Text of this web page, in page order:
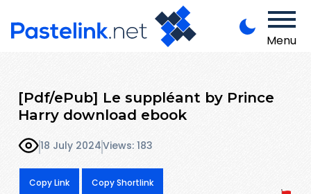
Menu
[Pdf/ePub] Le suppléant by Prince
Harry download ebook
18 July 2024Views: 183
Copy Link Copy Shortlink